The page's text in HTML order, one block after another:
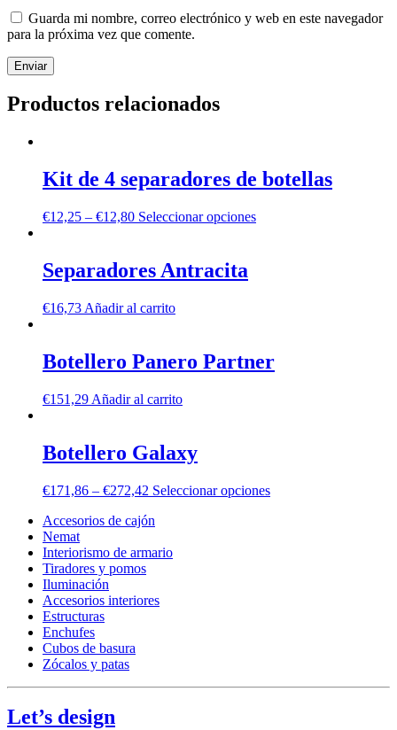
Guarda mi nombre, correo electrónico y web en este navegador
para la próxima vez que comente.
Productos relacionados
Kit de 4 separadores de botellas
€12,25 – €12,80 Seleccionar opciones
Separadores Antracita
€16,73 Añadir al carrito
Botellero Panero Partner
€151,29 Añadir al carrito
Botellero Galaxy
€171,86 – €272,42 Seleccionar opciones
Accesorios de cajón
Nemat
Interiorismo de armario
Tiradores y pomos
Iluminación
Accesorios interiores
Estructuras
Enchufes
Cubos de basura
Zócalos y patas
Let’s design